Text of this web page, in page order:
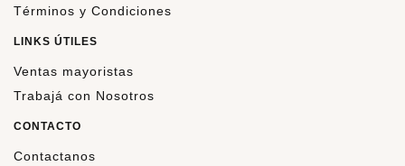
Términos y Condiciones
LINKS ÚTILES
Ventas mayoristas
Trabajá con Nosotros
CONTACTO
Contactanos